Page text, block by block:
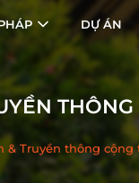
DỰ ÁN
THÔNG
& Truyền thông cộng